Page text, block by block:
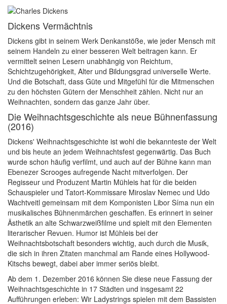
Dickens Vermächtnis
Dickens gibt in seinem Werk Denkanstöße, wie jeder Mensch mit
seinem Handeln zu einer besseren Welt beitragen kann. Er
vermittelt seinen Lesern unabhängig von Reichtum,
Schichtzugehörigkeit, Alter und Bildungsgrad universelle Werte.
Und die Botschaft, dass Güte und Mitgefühl für die Mitmenschen
zu den höchsten Gütern der Menschheit zählen. Nicht nur an
Weihnachten, sondern das ganze Jahr über.
Die Weihnachtsgeschichte als neue Bühnenfassung
(2016)
Dickens' Weihnachtsgeschichte ist wohl die bekannteste der Welt
und bis heute an jedem Weihnachtsfest gegenwärtig. Das Buch
wurde schon häufig verfilmt, und auch auf der Bühne kann man
Ebenezer Scrooges aufregende Nacht mitverfolgen. Der
Regisseur und Produzent Martin Mühleis hat für die beiden
Schauspieler und Tatort-Kommissare Miroslav Nemec und Udo
Wachtveitl gemeinsam mit dem Komponisten Libor Síma nun ein
musikalisches Bühnenmärchen geschaffen. Es erinnert in seiner
Ästhetik an alte Schwarzweißfilme und spielt mit den Elementen
literarischer Revuen. Humor ist Mühleis bei der
Weihnachtsbotschaft besonders wichtig, auch durch die Musik,
die sich in ihren Zitaten manchmal am Rande eines Hollywood-
Kitschs bewegt, dabei aber immer seriös bleibt.
Ab dem 1. Dezember 2016 können Sie diese neue Fassung der
Weihnachtsgeschichte in 17 Städten und insgesamt 22
Aufführungen erleben: Wir Ladystrings spielen mit dem Bassisten